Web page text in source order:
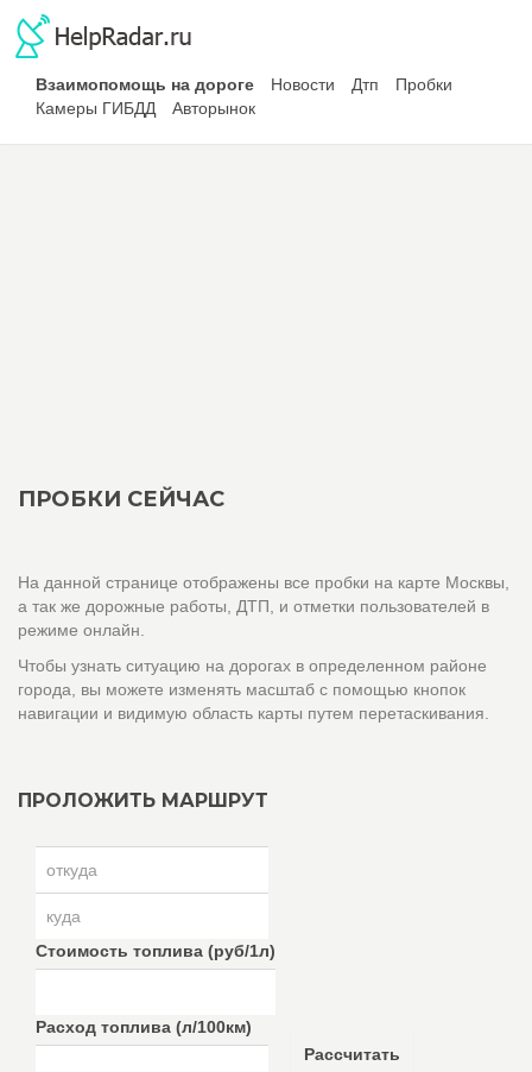
Взаимопомощь на дороге Новости Дтп
Пробки
Камеры ГИБДД
Авторынок
ПРОБКИ СЕЙЧАС
На данной странице отображены все пробки на карте Москвы,
а так же дорожные работы, ДТП, и отметки пользователей в
режиме онлайн.
Чтобы узнать ситуацию на дорогах в определенном районе
города, вы можете изменять масштаб с помощью кнопок
навигации и видимую область карты путем перетаскивания.
ПРОЛОЖИТЬ МАРШРУТ
Стоимость топлива (руб/1л)
Расход топлива (л/100км)
Рассчитать